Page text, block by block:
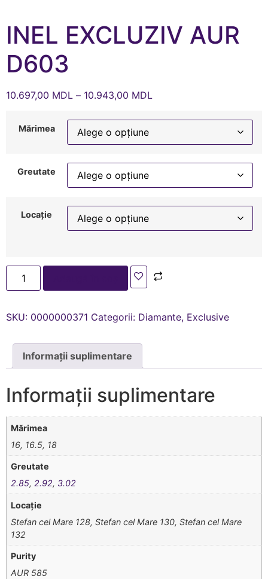
INEL EXCLUZIV AUR
D603
10.697,00 MDL – 10.943,00 MDL
Mărimea
Greutate
Locație
SKU: 0000000371 Categorii: Diamante, Exclusive
Informații suplimentare
Informații suplimentare
Mărimea
16, 16.5, 18
Greutate
2.85, 2.92, 3.02
Locație
Stefan cel Mare 128, Stefan cel Mare 130, Stefan cel Mare
132
Purity
AUR 585